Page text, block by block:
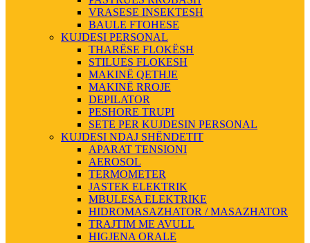
VRASESE INSEKTESH
BAULE FTOHESE
KUJDESI PERSONAL
THARËSE FLOKËSH
STILUES FLOKESH
MAKINË QETHJE
MAKINË RROJE
DEPILATOR
PESHORE TRUPI
SETE PER KUJDESIN PERSONAL
KUJDESI NDAJ SHËNDETIT
APARAT TENSIONI
AEROSOL
TERMOMETER
JASTEK ELEKTRIK
MBULESA ELEKTRIKE
HIDROMASAZHATOR / MASAZHATOR
TRAJTIM ME AVULL
HIGJENA ORALE